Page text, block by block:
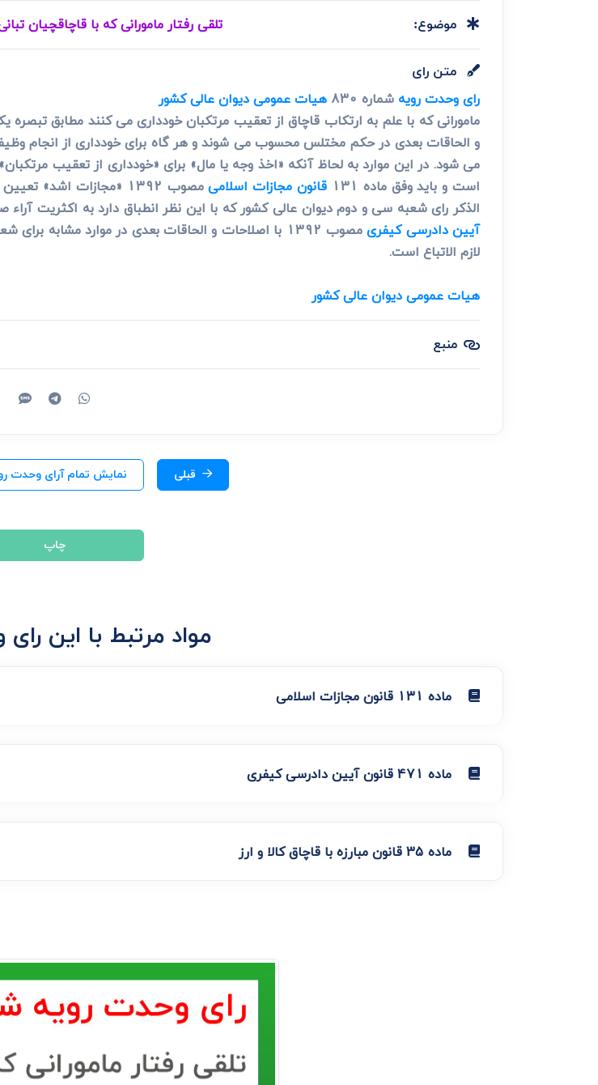
ابطال سند رسمی، افراز، ابطال مراحل ثبتی... موضوع: تلقی رفتار مامورانی که با قاچاقچیان
متن رای
رای وحدت رویه شماره 830
هیات عمومی دیوان عالی کشور
مامورانی که با علم به ارتکاب قاچاق از تعقیب مرتکبان خودداری می کنند مطابق تبصره یک
و الحاقات بعدی در حکم مختلس محسوب می شوند و هر گاه برای خودداری از انجام
می شود. در این موارد به لحاظ آنکه «اخذ وجه یا مال» برای «خودداری از تعقیب
است و باید وفق ماده 131
قانون مجازات اسلامی
الذکر رای شعبه سی و دوم دیوان عالی کشور که با این نظر انطباق دارد به اکثریت
آیین دادرسی کیفری
مصوب 1392 با اصلاحات و الحاقات بعدی در موارد
لازم الاتباع است.
هیات عمومی دیوان عالی کشور
منبع
نمایش تمام آرای وحدت قبلی
چاپ
مواد مرتبط با این
ماده 131 قانون مجازات اسلامی
ماده 471 قانون آیین دادرسی کیفری
ماده 35 قانون مبارزه با قاچاق کالا و ارز